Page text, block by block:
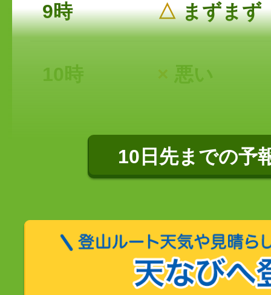
9時 △まずまず
10時 × 悪い
10日先までの予